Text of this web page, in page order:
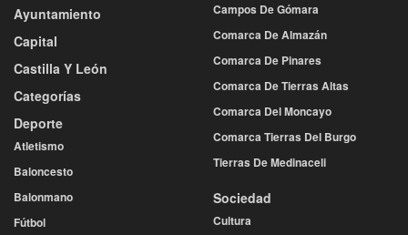
Ayuntamiento
Capital
Castilla Y León
Categorías
Deporte
Atletismo
Baloncesto
Balonmano
Fútbol
Campos De Gómara
Comarca De Almazán
Comarca De Pinares
Comarca De Tierras Altas
Comarca Del Moncayo
Comarca Tierras Del Burgo
Tierras De Medinaceli
Sociedad
Cultura